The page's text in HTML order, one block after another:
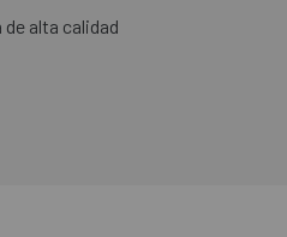
de alta calidad